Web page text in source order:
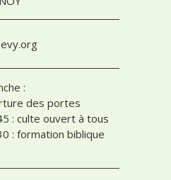
:
des portes
: culte ouvert à tous
: formation biblique